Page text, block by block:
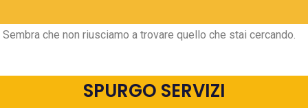
Sembra che non riusciamo a trovare quello che stai cercando.
SPURGO SERVIZI